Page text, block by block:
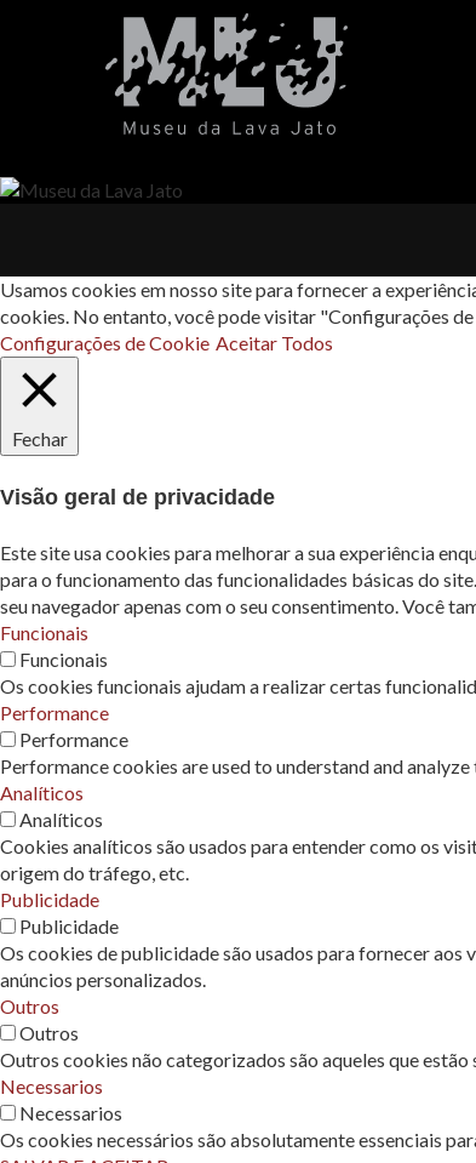
Usamos cookies em nosso site para fornecer a
cookies. No entanto, você pode visitar "Configurações
Configurações de Cookie Aceitar Todos
Fechar
Visão geral de privacidade
Este site usa cookies para melhorar a sua experiência
para o funcionamento das funcionalidades básicas do
seu navegador apenas com o seu consentimento. Você
Funcionais
Funcionais
Os cookies funcionais ajudam a realizar certas
Performance
Performance
Performance cookies are used to understand and
Analíticos
Analíticos
Cookies analíticos são usados ​​para entender como os
origem do tráfego, etc.
Publicidade
Publicidade
Os cookies de publicidade são usados ​​para fornecer
anúncios personalizados.
Outros
Outros
Outros cookies não categorizados são aqueles que
Necessarios
Necessarios
Os cookies necessários são absolutamente essenciais